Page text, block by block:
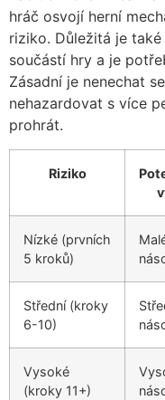
hráč osvojí herní
riziko. Důležitá je
součástí hry a je
Zásadní je nenechat
nehazardovat s více
prohrát.
Riziko
Nízké (prvních
5 kroků)
Střední (kroky
6-10)
Vysoké
(kroky 11+)